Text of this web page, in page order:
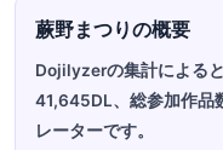
蕨野まつりの概要
Dojilyzerの集計による
41,645DL、総参加作品
レーターです。